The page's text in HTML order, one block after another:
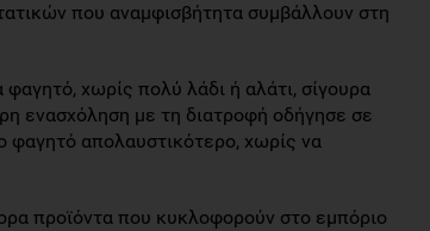
που αναμφισβήτητα συμβάλλουν στη
φαγητό, χωρίς πολύ λάδι ή αλάτι, σίγουρα
ενασχόληση με τη διατροφή οδήγησε σε
φαγητό απολαυστικότερο, χωρίς να
προϊόντα που κυκλοφορούν στο εμπόριο